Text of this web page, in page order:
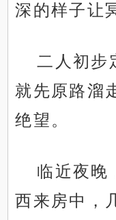
深的样子让
二人初步
就先原路溜
绝望。
临近夜晚
西来房中，